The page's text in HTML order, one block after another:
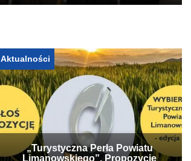
Aktualności
„Turystyczna Perła Powiatu